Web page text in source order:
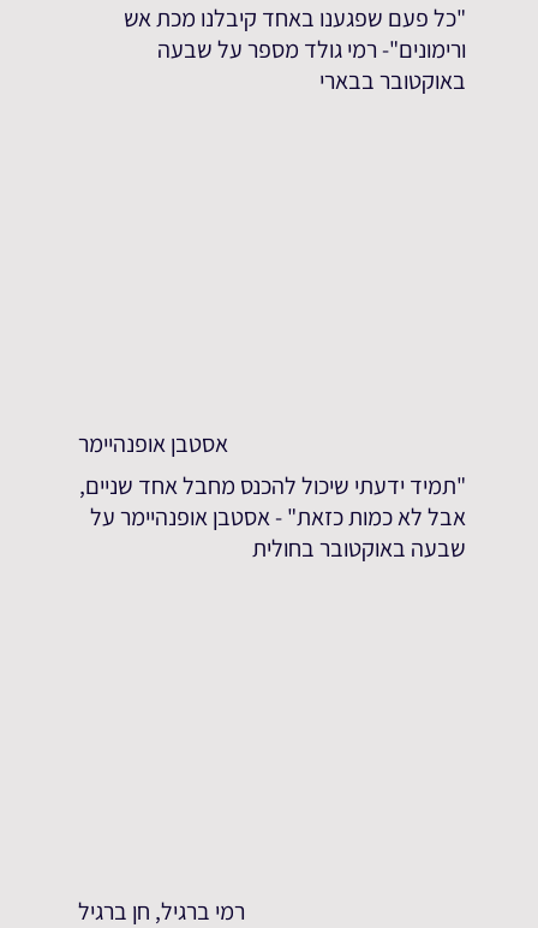
"כל פעם שפגענו באחד קיבלנו מכת אש
ורימונים"- רמי גולד מספר על שבעה
באוקטובר בבארי
אסטבן אופנהיימר
"תמיד ידעתי שיכול להכנס מחבל אחד שניים,
אבל לא כמות כזאת" - אסטבן אופנהיימר על
שבעה באוקטובר בחולית
רמי ברגיל, חן ברגיל